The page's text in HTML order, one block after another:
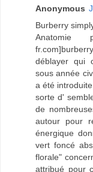
Anonymous
Burberry
Anatomie
déblayer qui
sous année
a été
sorte d'
de
autour pour
énergique
vert foncé
florale"
attribué pour